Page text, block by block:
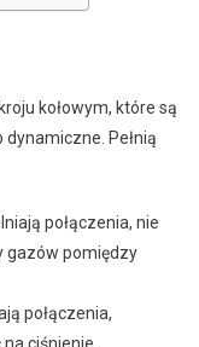
kołowym, które są
Pełnią
połączenia, nie
gazów pomiędzy
połączenia,
ciśnienie.